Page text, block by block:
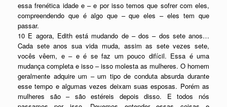
essa frenética idade e – e por isso temos que sofrer com eles,
compreendendo que é algo que – que eles – eles tem que
passar.
10 E agora, Edith está mudando de – dos – dos sete anos…
Cada sete anos sua vida muda, assim as sete vezes sete,
vocês vêem, e – e é se faz um pouco difícil. Essa é uma
mudança completa e isso – isso molesta as mulheres. O homem
geralmente adquire um – um tipo de conduta absurda durante
esse tempo e algumas vezes deixam suas esposas. Porém as
mulheres são – são estéreis depois disso. E todos nós